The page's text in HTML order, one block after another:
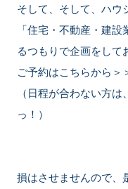
そして、そして、ハウ
「住宅・不動産・建
るつもりで企画をして
ご予約はこちらから＞
（日程が合わない方
っ！）
損はさせませんので、